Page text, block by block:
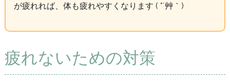
が疲れれば、体も疲れやすくなります ( *´艸｀)
疲れないための対策